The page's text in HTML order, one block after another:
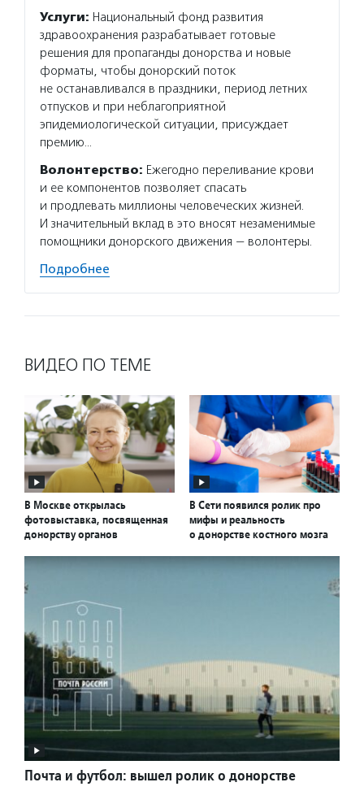
Услуги: Национальный фонд развития
здравоохранения разрабатывает готовые
решения для пропаганды донорства и новые
форматы, чтобы донорский поток
не останавливался в праздники, период летних
отпусков и при неблагоприятной
эпидемиологической ситуации, присуждает
премию…
Волонтерство: Ежегодно переливание крови
и ее компонентов позволяет спасать
и продлевать миллионы человеческих жизней.
И значительный вклад в это вносят незаменимые
помощники донорского движения — волонтеры.
Подробнее
ВИДЕО ПО ТЕМЕ
В Москве открылась
фотовыставка, посвященная
донорству органов
В Сети появился ролик про
мифы и реальность
о донорстве костного мозга
Почта и футбол: вышел ролик о донорстве